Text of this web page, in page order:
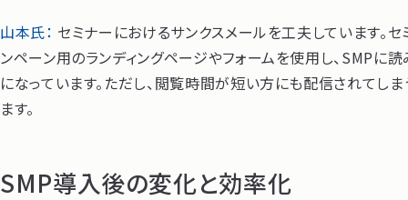
山本氏： セミナーにおけるサンクスメールを工夫しています。
ンペーン用のランディングページやフォームを使用し、SMPに
になっています。ただし、閲覧時間が短い方にも配信されて
ます。
SMP導入後の変化と効率化